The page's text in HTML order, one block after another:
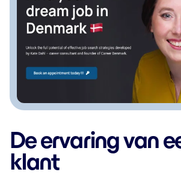
De ervaring van
klant